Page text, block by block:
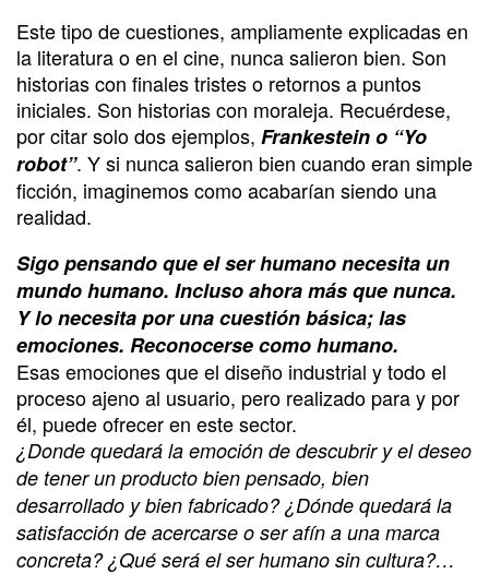
Este tipo de cuestiones, ampliamente explicadas en
la literatura o en el cine, nunca salieron bien. Son
historias con finales tristes o retornos a puntos
iniciales. Son historias con moraleja. Recuérdese,
por citar solo dos ejemplos, Frankestein o “Yo
robot”. Y si nunca salieron bien cuando eran simple
ficción, imaginemos como acabarían siendo una
realidad.
Sigo pensando que el ser humano necesita un
mundo humano. Incluso ahora más que nunca.
Y lo necesita por una cuestión básica; las
emociones. Reconocerse como humano.
Esas emociones que el diseño industrial y todo el
proceso ajeno al usuario, pero realizado para y por
él, puede ofrecer en este sector.
¿Donde quedará la emoción de descubrir y el deseo
de tener un producto bien pensado, bien
desarrollado y bien fabricado? ¿Dónde quedará la
satisfacción de acercarse o ser afín a una marca
concreta? ¿Qué será el ser humano sin cultura?…